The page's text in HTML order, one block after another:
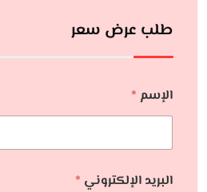
طلب عرض سعر
الإسم *
البريد الإلكتروني *